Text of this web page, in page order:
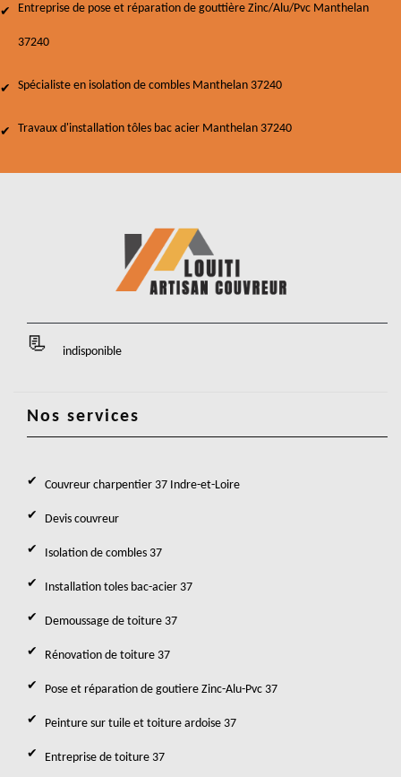
Entreprise de pose et réparation de gouttière Zinc/Alu/Pvc Manthelan
37240
Spécialiste en isolation de combles Manthelan 37240
Travaux d'installation tôles bac acier Manthelan 37240
indisponible
Nos services
Couvreur charpentier 37 Indre-et-Loire
Devis couvreur
Isolation de combles 37
Installation toles bac-acier 37
Demoussage de toiture 37
Rénovation de toiture 37
Pose et réparation de goutiere Zinc-Alu-Pvc 37
Peinture sur tuile et toiture ardoise 37
Entreprise de toiture 37